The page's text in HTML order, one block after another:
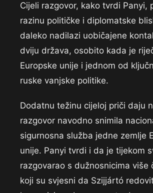
Cijeli razgovor, kako tvrdi Panyi,
razinu političke i diplomatske
daleko nadilazi uobičajene
dviju država, osobito kada je
Europske unije i jednom od
ruske vanjske politike.
Dodatnu težinu cijeloj priči daju
razgovor navodno snimila
sigurnosna služba jedne zemlje
unije. Panyi tvrdi i da je tijekom
razgovarao s dužnosnicima više
koji su svjesni da Szijjártó